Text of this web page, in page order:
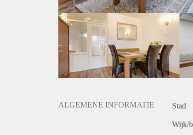
- Bijkomende kosten ca. € 286,- (G/W/E/I/
- Eindschoonmaak verplicht.
- Huurtermijn bepaalde tijd.
- Borg is gelijk aan 2 maanden huur.
- Eenmalige servicekosten € 295,-
- Beschikbaar in overleg.
Prijs
€ 1.450,- per maand exclusief g/w/e,
ALGEMENE INFORMATIE Stad
Wijk/